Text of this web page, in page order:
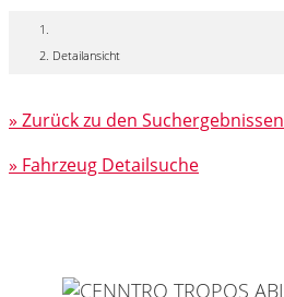
Detailansicht
» Zurück zu den Suchergebnissen
» Fahrzeug Detailsuche